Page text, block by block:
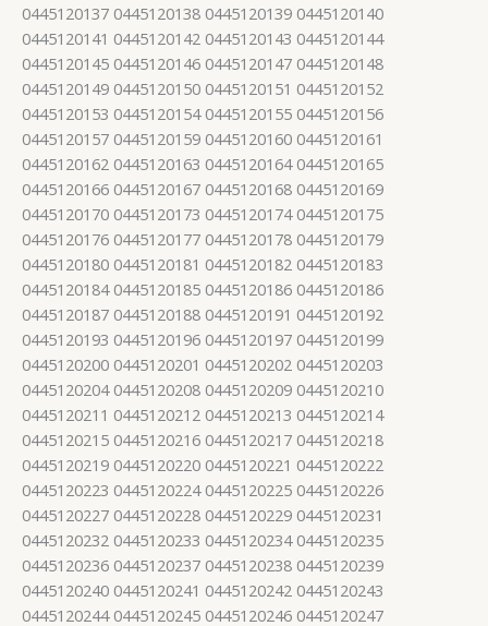
0445120137 0445120138 0445120139 0445120140
0445120141 0445120142 0445120143 0445120144
0445120145 0445120146 0445120147 0445120148
0445120149 0445120150 0445120151 0445120152
0445120153 0445120154 0445120155 0445120156
0445120157 0445120159 0445120160 0445120161
0445120162 0445120163 0445120164 0445120165
0445120166 0445120167 0445120168 0445120169
0445120170 0445120173 0445120174 0445120175
0445120176 0445120177 0445120178 0445120179
0445120180 0445120181 0445120182 0445120183
0445120184 0445120185 0445120186 0445120186
0445120187 0445120188 0445120191 0445120192
0445120193 0445120196 0445120197 0445120199
0445120200 0445120201 0445120202 0445120203
0445120204 0445120208 0445120209 0445120210
0445120211 0445120212 0445120213 0445120214
0445120215 0445120216 0445120217 0445120218
0445120219 0445120220 0445120221 0445120222
0445120223 0445120224 0445120225 0445120226
0445120227 0445120228 0445120229 0445120231
0445120232 0445120233 0445120234 0445120235
0445120236 0445120237 0445120238 0445120239
0445120240 0445120241 0445120242 0445120243
0445120244 0445120245 0445120246 0445120247